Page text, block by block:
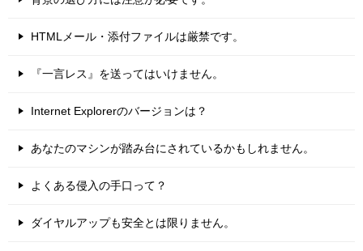
HTMLメール・添付ファイルは厳禁です。
『一言レス』を送ってはいけません。
Internet Explorerのバージョンは？
あなたのマシンが踏み台にされているかもしれません。
よくある侵入の手口って？
ダイヤルアップも安全とは限りません。